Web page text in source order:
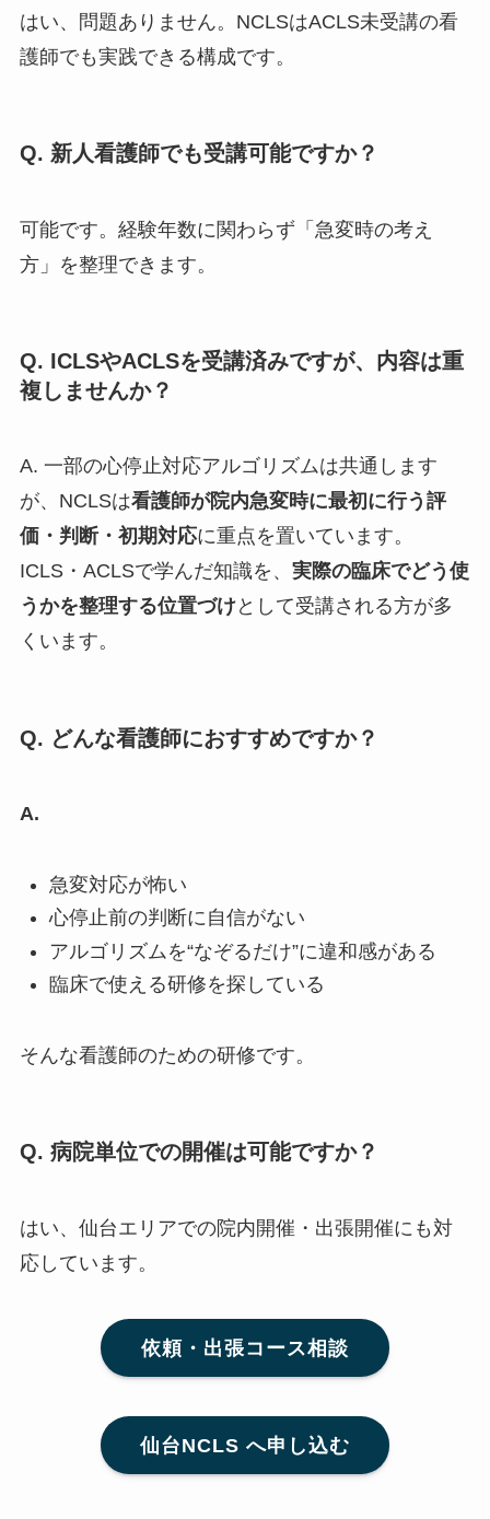
はい、問題ありません。NCLSはACLS未受講の看
護師でも実践できる構成です。
Q. 新人看護師でも受講可能ですか？
可能です。経験年数に関わらず「急変時の考え
方」を整理できます。
Q. ICLSやACLSを受講済みですが、内容は重
複しませんか？
A. 一部の心停止対応アルゴリズムは共通します
が、NCLSは看護師が院内急変時に最初に行う評
価・判断・初期対応に重点を置いています。
ICLS・ACLSで学んだ知識を、 実際の臨床でどう使
うかを整理する位置づけとして受講される方が多
くいます。
Q. どんな看護師におすすめですか？
A.
急変対応が怖い
心停止前の判断に自信がない
アルゴリズムを“なぞるだけ”に違和感がある
臨床で使える研修を探している
そんな看護師のための研修です。
Q. 病院単位での開催は可能ですか？
はい、仙台エリアでの院内開催・出張開催にも対
応しています。
依頼・出張コース相談
仙台NCLS へ申し込む